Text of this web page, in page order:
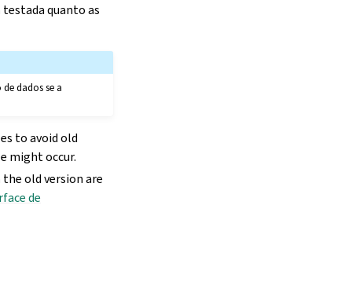
quanto as
dados se a
to avoid old
might occur.
old version are
de